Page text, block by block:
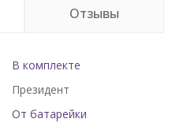
Отзывы
В комплекте
Президент
От батарейки